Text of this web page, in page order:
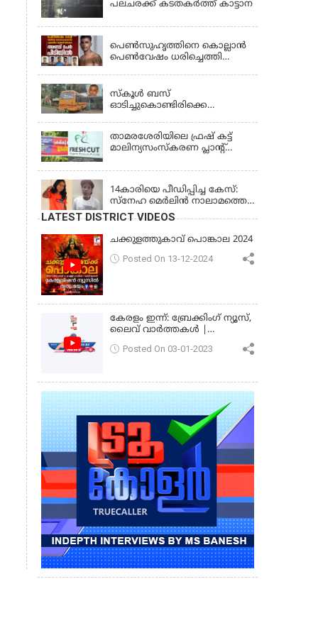
പലചരക്ക് കടതകർത്ത് കാട്ടാന
പെണ്‍സുഹൃത്തിനെ കൊല്ലാന്‍
പെണ്‍വേഷം ധരിച്ചെത്തി
സ്കൂൾ ബസ്
ഓടിച്ചുകൊണ്ടിരിക്കെ
ഡ്രൈവർ മരിച്ചു, രണ്ട്
കുട്ടികൾക്ക് പരിക്ക്
താമരശേരിയിലെ ഫ്രഷ് കട്ട്
മാലിന്യസംസ്കരണ പ്ലാന്റ്
14കാരിയെ പീഡിപ്പിച്ച കേസ്:
സ്നേഹ മെർലിൻ നാലാമത്തെ
പോക്‌സോ കേസിൽ
അറസ്റ്റിലായി
LATEST DISTRICT VIDEOS
ചക്കുളത്തുകാവ് പൊങ്കാല 2024
Posted On 13-12-2024
കേരളം ഇന്ന്: ബ്രേക്കിംഗ് ന്യൂസ്,
ലൈവ് വാർത്തകൾ |
Posted On 03-01-2023